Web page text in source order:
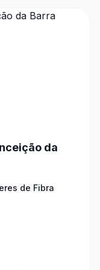
da
de Fibra